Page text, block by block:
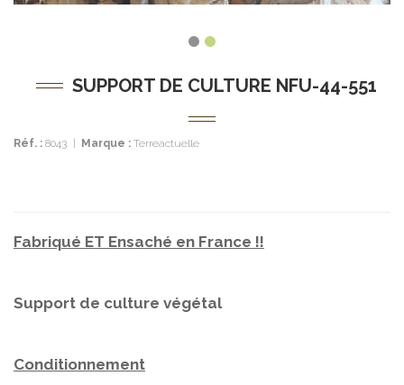
SUPPORT DE CULTURE NFU-44-551
Réf. : 8043 Marque : Terreactuelle
Fabriqué ET Ensaché en France !!
Support de culture végétal
Conditionnement